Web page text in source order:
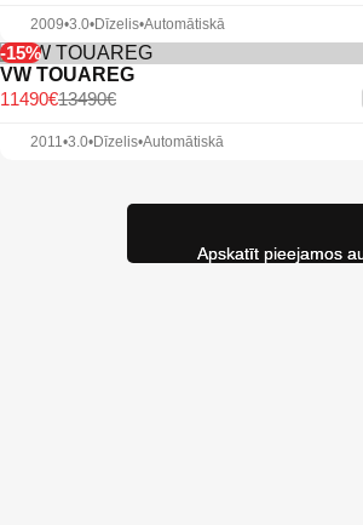
2009•3.0•Dīzelis•Automātiskā
-15%
VW TOUAREG
13490€
11490€
2011•3.0•Dīzelis•Automātiskā